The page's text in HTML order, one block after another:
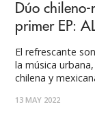
Dúo
primer EP:
El refrescante
la música
chilena y
Cantando en
13 MAY 2022